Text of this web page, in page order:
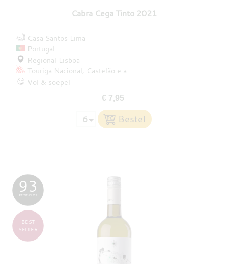
Cabra Cega Tinto 2021
Casa Santos Lima
Portugal
Regional Lisboa
Touriga Nacional
Castelão e.a.
Vol & soepel
€ 7,95
93
PETIT CLOS
BEST
SELLER